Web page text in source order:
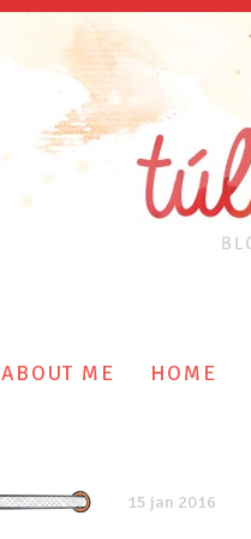
ABOUT ME HOME
15 jan 2016